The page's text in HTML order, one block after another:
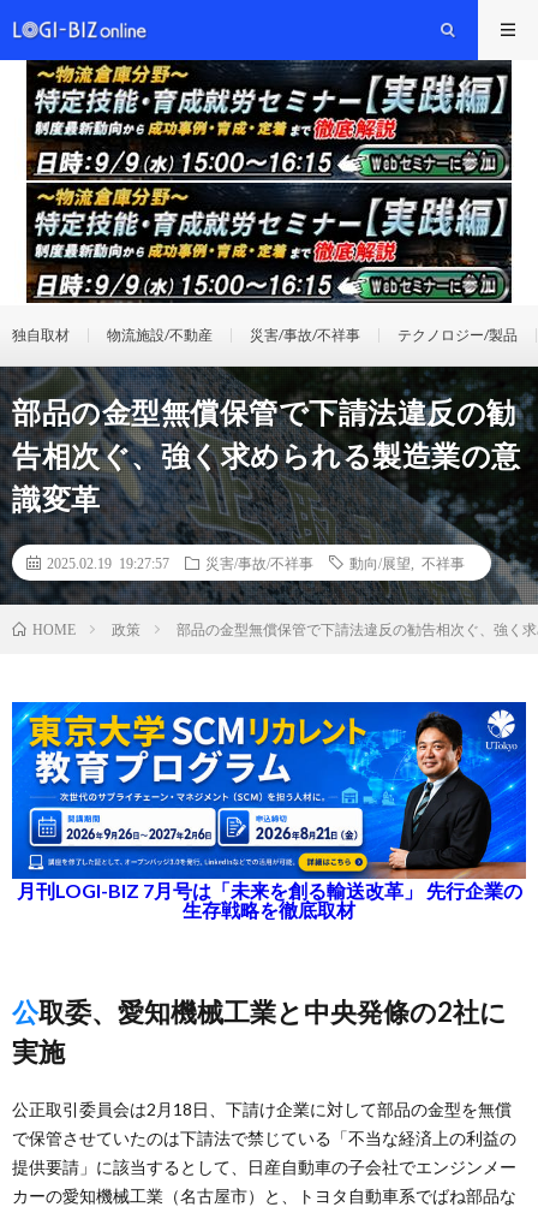
独自取材 物流施設/不動産 災害/事故/不祥事 テクノロジー/製品
部品の金型無償保管で下請法違反の勧
告相次ぐ、強く求められる製造業の意
識変革
2025.02.19 19:27:57 災害/事故/不祥事 動向/展望 不祥事
HOME 政策 部品の金型無償保管で下請法違反の勧告相次ぐ、強く
月刊LOGI-BIZ 7月号は「未来を創る輸送改革」 先行企業の
生存戦略を徹底取材
公取委、愛知機械工業と中央発條の2社に
実施
公正取引委員会は2月18日、下請け企業に対して部品の金型を無償
で保管させていたのは下請法で禁じている「不当な経済上の利益の
提供要請」に該当するとして、日産自動車の子会社でエンジンメー
カーの愛知機械工業（名古屋市）と、トヨタ自動車系でばね部品な